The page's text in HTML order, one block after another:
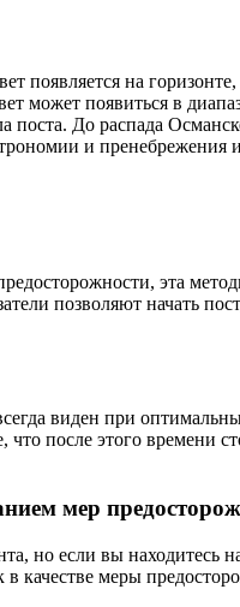
появляется на
может появиться в
поста. До распада
и
эта
позволяют начать
виден при
после этого времени
мер
но если вы
меры